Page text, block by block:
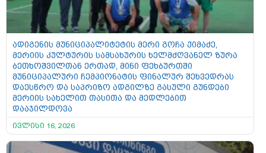
ადიგენის მუნიციპალიტეტის მერი გოჩა ქიმაძე,
მერიის კულტურის სამსახურის ხელმძღვანელ ზურა
ბეთხოშვილთან ერთად, მინი ფეხბურთში
მუნიციპალური ჩემპიონატის ფინალურ შეხვედრას
დაესწრო და საპრიზო ადგილზე გასული გუნდები
მერიის სახელით თასითა და მედლებით
დააჯილდოვა
ივლისი 16, 2026